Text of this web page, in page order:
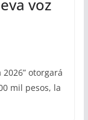
voz
2026” otorgará
mil pesos, la